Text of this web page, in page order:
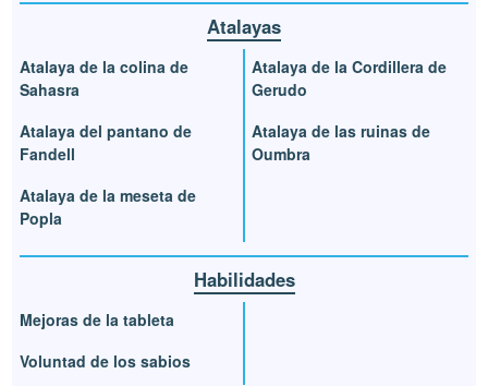
Atalayas
Atalaya de la colina de
Sahasra
Atalaya del pantano de
Fandell
Atalaya de la meseta de
Popla
Atalaya de la Cordillera de
Gerudo
Atalaya de las ruinas de
Oumbra
Habilidades
Mejoras de la tableta
Voluntad de los sabios